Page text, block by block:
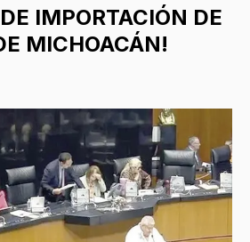
IMPORTACIÓN DE
MICHOACÁN!